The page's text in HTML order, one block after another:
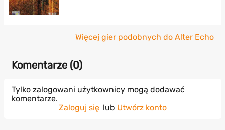
Więcej gier podobnych do Alter Echo
Komentarze (0)
Tylko zalogowani użytkownicy mogą dodawać
komentarze.
Zaloguj się lub Utwórz konto